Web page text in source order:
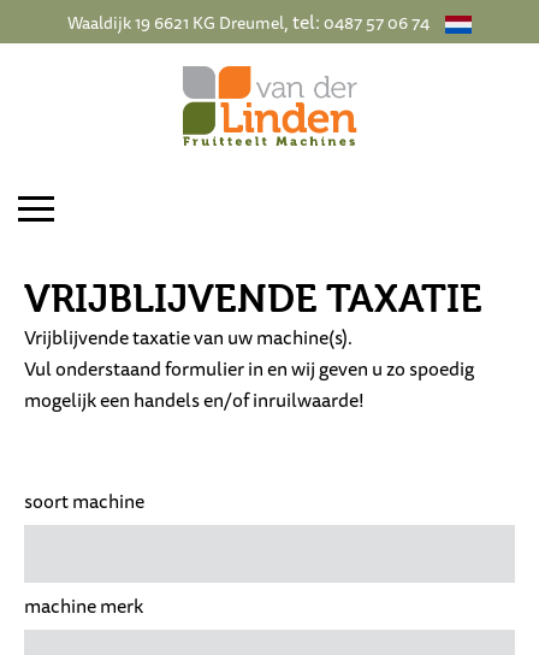
Waaldijk 19 6621 KG Dreumel, tel:0487 57 06 74
VRIJBLIJVENDE TAXATIE
Vrijblijvende taxatie van uw machine(s).
Vul onderstaand formulier in en wij geven u zo spoedig
mogelijk een handels en/of inruilwaarde!
soort machine
machine merk